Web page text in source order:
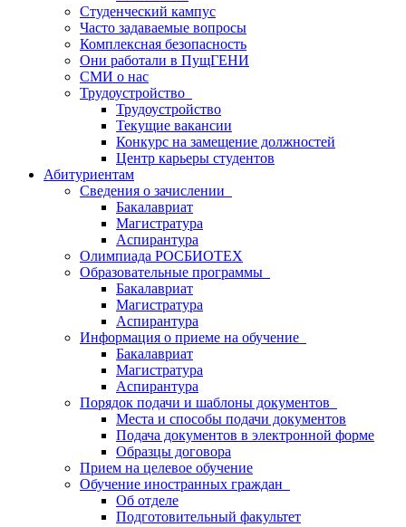
Студенческий кампус
Часто задаваемые вопросы
Комплексная безопасность
Они работали в ПущГЕНИ
СМИ о нас
Трудоустройство
Трудоустройство
Текущие вакансии
Конкурс на замещение должностей
Центр карьеры студентов
Абитуриентам
Сведения о зачислении
Бакалавриат
Магистратура
Аспирантура
Олимпиада РОСБИОТЕХ
Образовательные программы
Бакалавриат
Магистратура
Аспирантура
Информация о приеме на обучение
Бакалавриат
Магистратура
Аспирантура
Порядок подачи и шаблоны документов
Места и способы подачи документов
Подача документов в электронной форме
Образцы договора
Прием на целевое обучение
Обучение иностранных граждан
Об отделе
Подготовительный факультет